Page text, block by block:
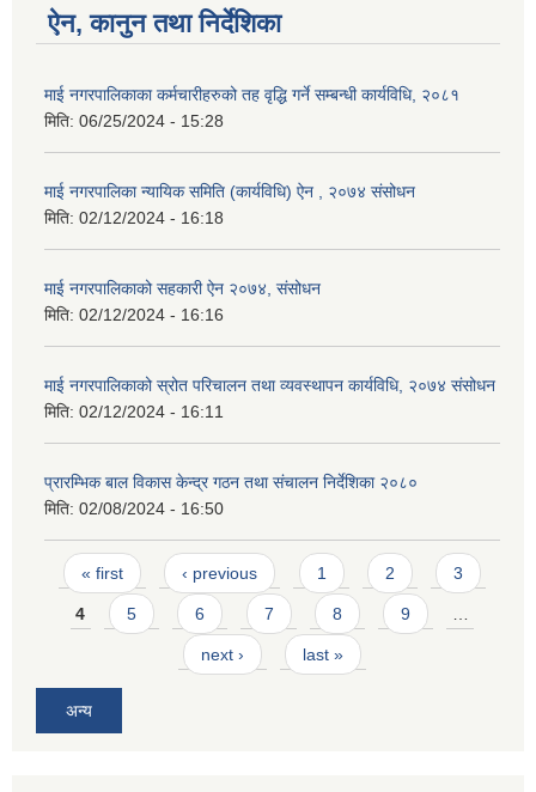
ऐन, कानुन तथा निर्देशिका
माई नगरपालिकाका कर्मचारीहरुको तह वृद्धि गर्ने सम्बन्धी कार्यविधि, २०८१
मिति: 06/25/2024 - 15:28
माई नगरपालिका न्यायिक समिति (कार्यविधि) ऐन , २०७४ संसोधन
मिति: 02/12/2024 - 16:18
माई नगरपालिकाको सहकारी ऐन २०७४, संसोधन
मिति: 02/12/2024 - 16:16
माई नगरपालिकाको स्रोत परिचालन तथा व्यवस्थापन कार्यविधि, २०७४ संसोधन
मिति: 02/12/2024 - 16:11
प्रारम्भिक बाल विकास केन्द्र गठन तथा संचालन निर्देशिका २०८०
मिति: 02/08/2024 - 16:50
Pages
« first ‹ previous 1 2 3
4 5 6 7 8 9 …
next › last »
अन्य